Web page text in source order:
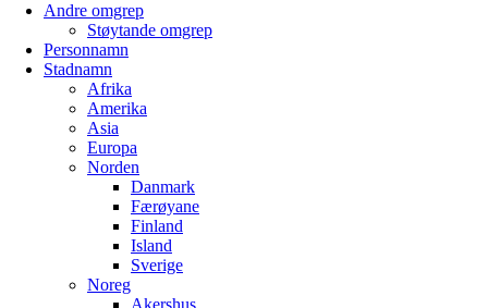
Andre omgrep
Støytande omgrep
Personnamn
Stadnamn
Afrika
Amerika
Asia
Europa
Norden
Danmark
Færøyane
Finland
Island
Sverige
Noreg